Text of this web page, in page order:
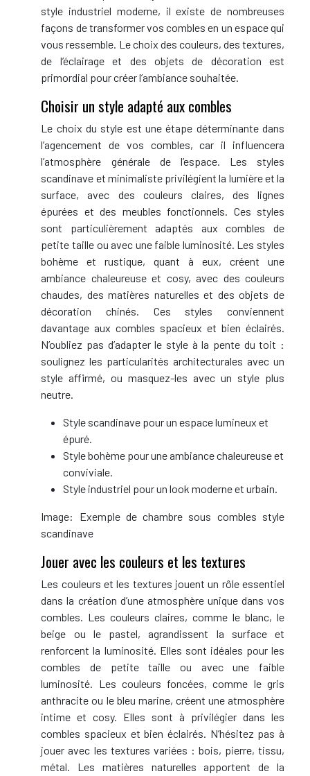
style industriel moderne, il existe de nombreuses
façons de transformer vos combles en un espace qui
vous ressemble. Le choix des couleurs, des textures,
de l’éclairage et des objets de décoration est
primordial pour créer l’ambiance souhaitée.
Choisir un style adapté aux combles
Le choix du style est une étape déterminante dans
l’agencement de vos combles, car il influencera
l’atmosphère générale de l’espace. Les styles
scandinave et minimaliste privilégient la lumière et la
surface, avec des couleurs claires, des lignes
épurées et des meubles fonctionnels. Ces styles
sont particulièrement adaptés aux combles de
petite taille ou avec une faible luminosité. Les styles
bohème et rustique, quant à eux, créent une
ambiance chaleureuse et cosy, avec des couleurs
chaudes, des matières naturelles et des objets de
décoration chinés. Ces styles conviennent
davantage aux combles spacieux et bien éclairés.
N’oubliez pas d’adapter le style à la pente du toit :
soulignez les particularités architecturales avec un
style affirmé, ou masquez-les avec un style plus
neutre.
Style scandinave pour un espace lumineux et
épuré.
Style bohème pour une ambiance chaleureuse et
conviviale.
Style industriel pour un look moderne et urbain.
Image: Exemple de chambre sous combles style
scandinave
Jouer avec les couleurs et les textures
Les couleurs et les textures jouent un rôle essentiel
dans la création d’une atmosphère unique dans vos
combles. Les couleurs claires, comme le blanc, le
beige ou le pastel, agrandissent la surface et
renforcent la luminosité. Elles sont idéales pour les
combles de petite taille ou avec une faible
luminosité. Les couleurs foncées, comme le gris
anthracite ou le bleu marine, créent une atmosphère
intime et cosy. Elles sont à privilégier dans les
combles spacieux et bien éclairés. N’hésitez pas à
jouer avec les textures variées : bois, pierre, tissu,
métal. Les matières naturelles apportent de la